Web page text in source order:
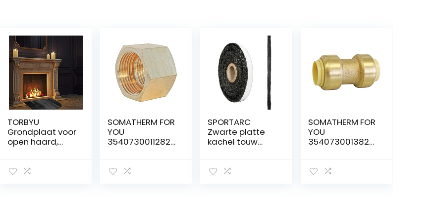
TORBYU
Grondplaat voor
open haard,
bodembescher
SOMATHERM FOR
YOU
3540730011282
messing
SPORTARC
Zwarte platte
kachel touw
afdichting
SOMATHERM FOR
YOU
3540730013828
gelijk of koperen